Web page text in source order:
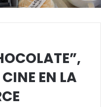
EN LA